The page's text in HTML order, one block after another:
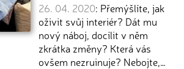
26. 04. 2020: Přemýšlíte, jak
oživit svůj interiér? Dát mu
nový náboj, docílit v něm
zkrátka změny? Která vás
ovšem nezruinuje? Nebojte,…